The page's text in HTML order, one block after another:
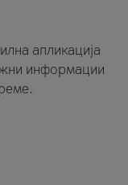
апликација
информации